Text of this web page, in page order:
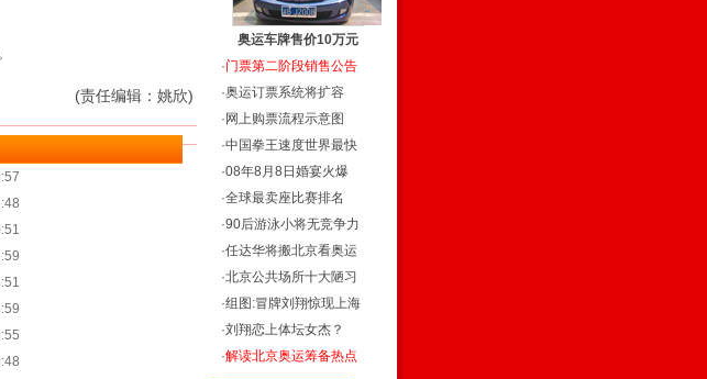
(责任编辑：姚欣)
奥运车牌售价10万元
·门票第二阶段销售公告
·奥运订票系统将扩容
· 网上购票流程示意图
·中国拳王速度世界最快
·08年8月8日婚宴火爆
·全球最卖座比赛排名
·90后游泳小将无竞争力
·任达华将搬北京看奥运
·北京公共场所十大陋习
·组图:冒牌刘翔惊现上海
·刘翔恋上体坛女杰？
·解读北京奥运筹备热点